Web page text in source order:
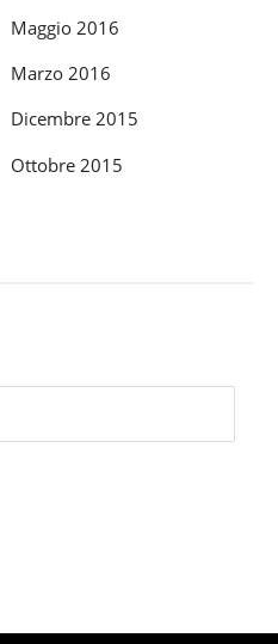
Maggio 2016
Marzo 2016
Dicembre 2015
Ottobre 2015